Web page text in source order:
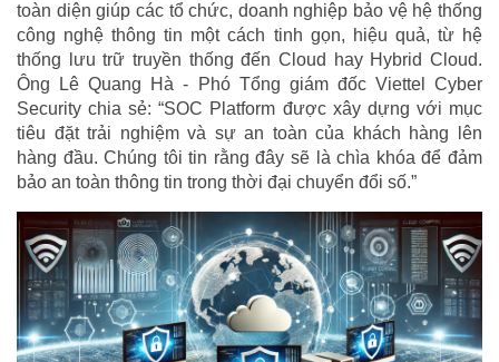
toàn diện giúp các tổ chức, doanh nghiệp bảo vệ hệ thống
công nghệ thông tin một cách tinh gọn, hiệu quả, từ hệ
thống lưu trữ truyền thống đến Cloud hay Hybrid Cloud.
Ông Lê Quang Hà - Phó Tổng giám đốc Viettel Cyber
Security chia sẻ: “SOC Platform được xây dựng với mục
tiêu đặt trải nghiệm và sự an toàn của khách hàng lên
hàng đầu. Chúng tôi tin rằng đây sẽ là chìa khóa để đảm
bảo an toàn thông tin trong thời đại chuyển đổi số.”